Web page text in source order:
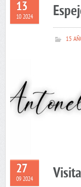
13
10 2024
15
27
09 2024